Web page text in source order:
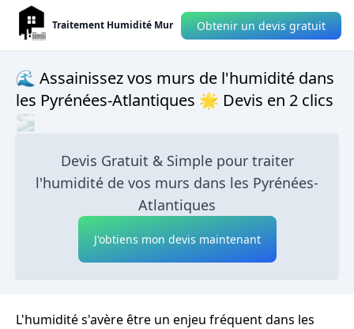
Traitement Humidité Mur Obtenir un devis gratuit
🌊 Assainissez vos murs de l'humidité dans
les Pyrénées-Atlantiques 🌟 Devis en 2 clics
🌫
Devis Gratuit & Simple pour traiter
l'humidité de vos murs dans les Pyrénées-
Atlantiques
J'obtiens mon devis maintenant
L'humidité s'avère être un enjeu fréquent dans les